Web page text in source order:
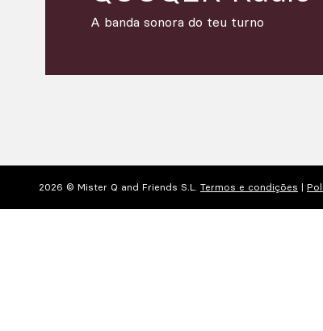
A banda sonora do teu turno
2026 © Mister Q and Friends S.L. Termos e condições |